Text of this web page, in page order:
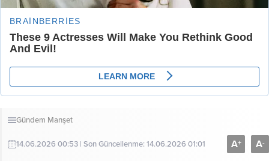
Gündem Manşet
14.06.2026 00:53 | Son Güncellenme: 14.06.2026 01:01 A+ A-